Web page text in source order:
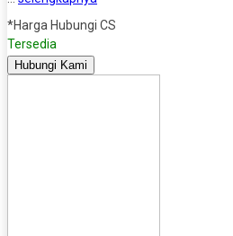
*Harga Hubungi CS
Tersedia
Hubungi Kami